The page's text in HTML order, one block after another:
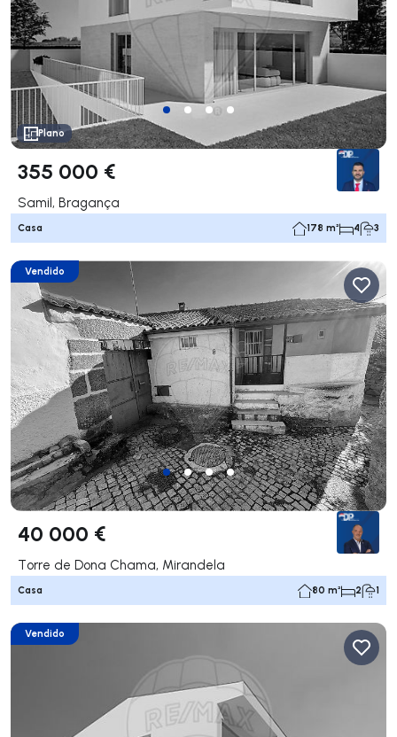
Plano
355 000 €
Samil, Bragança
Casa 178 m² 4 3
Vendido
40 000 €
Torre de Dona Chama, Mirandela
Casa 80 m² 2 1
Vendido